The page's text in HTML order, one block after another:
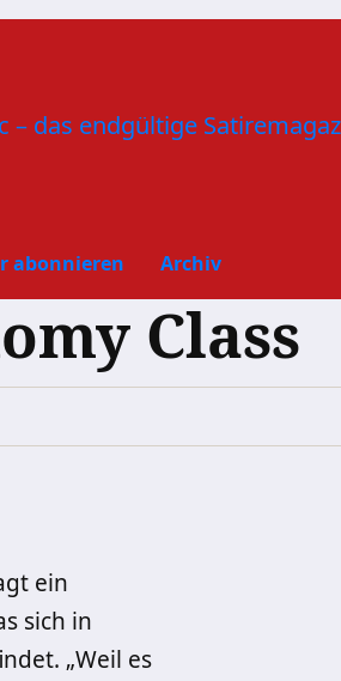
abonnieren Archiv
Class
ein
sich in
„Weil es